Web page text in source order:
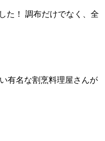
た！ 調布だけでなく、全
有名な割烹料理屋さんが